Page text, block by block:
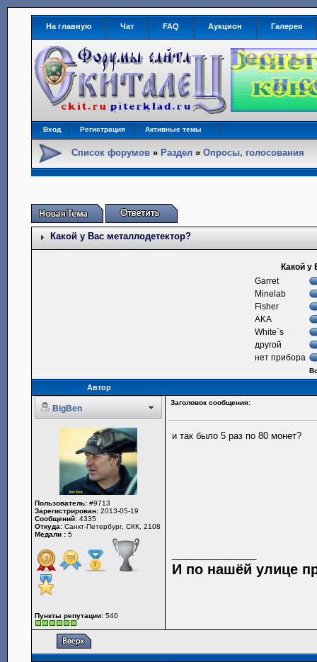
На главную Чат FAQ Аукцион Галерея
Вход Регистрация Активные темы
Список форумов » Раздел »Опросы, голосования
Какой у Вас металлодетектор?
Какой у
Garret
Minelab
Fisher
AKA
White`s
другой
нет прибора
Автор
BigBen
Заголовок сообщения:
Пользователь: #9713
Зарегистрирован: 2013-05-19
Сообщений: 4335
Откуда: Санкт-Петербург, СКК, 2108
Медали : 5
Пункты репутации: 540
и так было 5 раз по 80 монет?
И по нашёй улице